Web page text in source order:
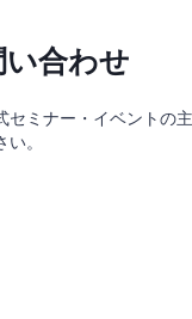
合わせ
セミナー・イベントの
い。